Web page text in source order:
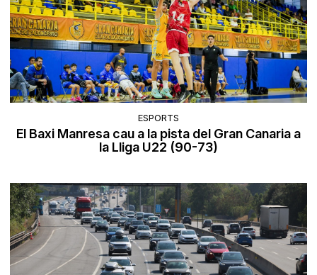
ESPORTS
El Baxi Manresa cau a la pista del Gran Canaria a
la Lliga U22 (90-73)